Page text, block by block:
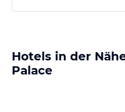
Hotels in der
Palace